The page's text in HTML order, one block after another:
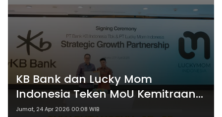
KB Bank dan Lucky Mom
Indonesia Teken MoU Kemitraan
Strategis 2026
Jumat, 24 Apr 2026 00:08 WIB